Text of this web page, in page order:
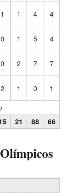
1 1 4 4
0 1 5 4
0 2 7 7
2 1 0
1
21 88 66